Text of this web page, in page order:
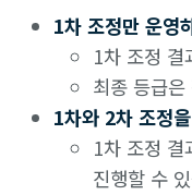
1차 조정만 운영
1차 조정 결
최종 등급
1차와 2차 조정
1차 조정 결
진행할 수